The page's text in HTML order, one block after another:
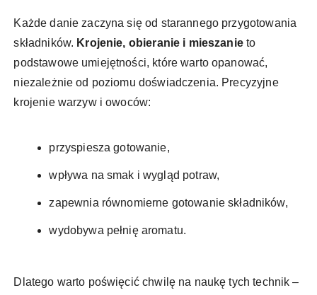
Każde danie zaczyna się od starannego przygotowania
składników. Krojenie, obieranie i mieszanieto
podstawowe umiejętności, które warto opanować,
niezależnie od poziomu doświadczenia. Precyzyjne
krojenie warzyw i owoców:
przyspiesza gotowanie,
wpływa na smak i wygląd potraw,
zapewnia równomierne gotowanie składników,
wydobywa pełnię aromatu.
Dlatego warto poświęcić chwilę na naukę tych technik –